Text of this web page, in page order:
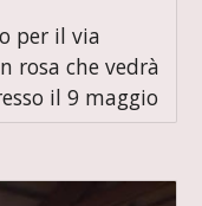
per il via
rosa che vedrà
il 9 maggio